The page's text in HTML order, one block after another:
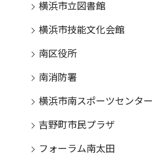
横浜市立図書館
横浜市技能文化会館
南区役所
南消防署
横浜市南スポーツセンター
吉野町市民プラザ
フォーラム南太田